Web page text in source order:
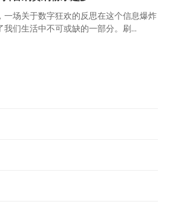
一场关于数字狂欢的反思在这个信息爆炸
们生活中不可或缺的一部分。刷...